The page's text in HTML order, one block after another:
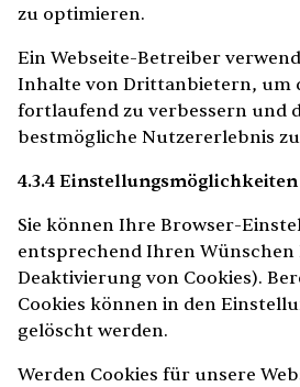
zu optimieren.
Ein Webseite-Betreiber
Inhalte von Drittanbietern, um
fortlaufend zu verbessern und
bestmögliche Nutzererlebnis
4.3.4 Einstellungsmöglichkeiten
Sie können Ihre Browser-
entsprechend Ihren Wünschen
Deaktivierung von Cookies).
Cookies können in den
gelöscht werden.
Werden Cookies für unsere